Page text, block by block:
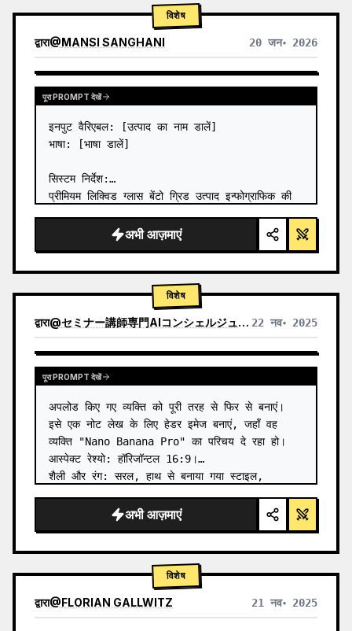
विशेष
द्वारा@MANSI SANGHANI 20 जन॰ 2026
अन्य मॉडल के परिणाम देखें
पूरा PROMPT देखें
इनपुट वैरिएबल: [उत्पाद का नाम डालें]
भाषा: [भाषा डालें]
सिस्टम निर्देश:
प्रीमियम लिक्विड ग्लास बेंटो ग्रिड उत्पाद इन्फोग्राफिक की
टेक्स्ट शीर्षक दिखाते हैं)।
1) उत्पाद विश्लेषण:
अभी आज़माएं
विशेष
द्वारा@セミナー講師専門AIコンシェルジュ｜工藤 晶 22 नव॰ 2025
अन्य मॉडल के परिणाम देखें
पूरा PROMPT देखें
अपलोड किए गए व्यक्ति को पूरी तरह से फिर से बनाएं।
इसे एक नोट लेख के लिए हेडर इमेज बनाएं, जहाँ वह
व्यक्ति "Nano Banana Pro" का परिचय दे रहा हो।
आस्पेक्ट रेश्यो: हॉरिजॉन्टल 16:9।
शैली और रंग: सरल, हाथ से बनाया गया स्टाइल,
अभी आज़माएं
विशेष
द्वारा@FLORIAN GALLWITZ 21 नव॰ 2025